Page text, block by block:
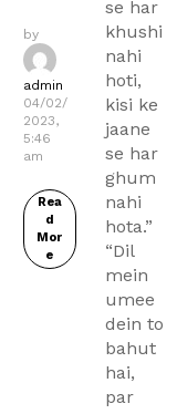
by
admin
04/02/
2023,
5:46
am
Rea
d
Mor
e
se har
khushi
nahi
hoti,
kisi ke
jaane
se har
ghum
nahi
hota.”
“Dil
mein
umee
dein to
bahut
hai,
par